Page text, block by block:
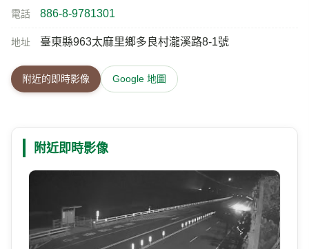
電話 886-8-9781301
地址 臺東縣963太麻里鄉多良村瀧溪路8-1號
附近的即時影像 Google 地圖
附近即時影像